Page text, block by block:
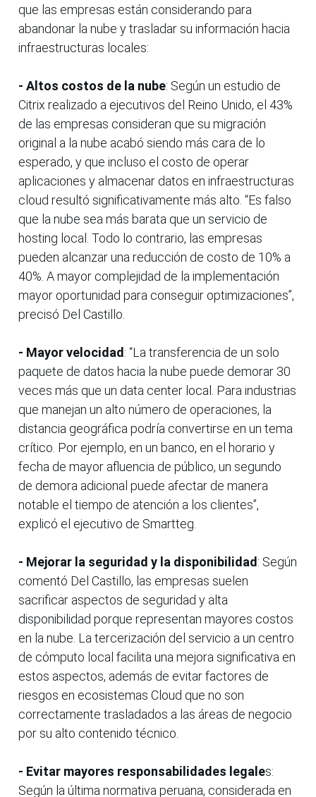
que las empresas están considerando para
abandonar la nube y trasladar su información hacia
infraestructuras locales:
- Altos costos de la nube: Según un estudio de
Citrix realizado a ejecutivos del Reino Unido, el 43%
de las empresas consideran que su migración
original a la nube acabó siendo más cara de lo
esperado, y que incluso el costo de operar
aplicaciones y almacenar datos en infraestructuras
cloud resultó significativamente más alto. “Es falso
que la nube sea más barata que un servicio de
hosting local. Todo lo contrario, las empresas
pueden alcanzar una reducción de costo de 10% a
40%. A mayor complejidad de la implementación
mayor oportunidad para conseguir optimizaciones”,
precisó Del Castillo.
- Mayor velocidad : “La transferencia de un solo
paquete de datos hacia la nube puede demorar 30
veces más que un data center local. Para industrias
que manejan un alto número de operaciones, la
distancia geográfica podría convertirse en un tema
crítico. Por ejemplo, en un banco, en el horario y
fecha de mayor afluencia de público, un segundo
de demora adicional puede afectar de manera
notable el tiempo de atención a los clientes”,
explicó el ejecutivo de Smartteg.
- Mejorar la seguridad y la disponibilidad : Según
comentó Del Castillo, las empresas suelen
sacrificar aspectos de seguridad y alta
disponibilidad porque representan mayores costos
en la nube. La tercerización del servicio a un centro
de cómputo local facilita una mejora significativa en
estos aspectos, además de evitar factores de
riesgos en ecosistemas Cloud que no son
correctamente trasladados a las áreas de negocio
por su alto contenido técnico.
- Evitar mayores responsabilidades legales:
Según la última normativa peruana, considerada en